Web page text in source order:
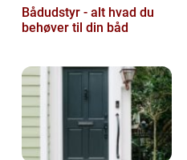
Bådudstyr - alt hvad du
behøver til din båd